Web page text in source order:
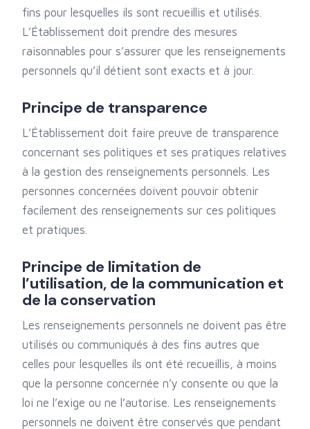
fins pour lesquelles ils sont recueillis et utilisés.
L’Établissement doit prendre des mesures
raisonnables pour s’assurer que les renseignements
personnels qu’il détient sont exacts et à jour.
Principe de transparence
L’Établissement doit faire preuve de transparence
concernant ses politiques et ses pratiques relatives
à la gestion des renseignements personnels. Les
personnes concernées doivent pouvoir obtenir
facilement des renseignements sur ces politiques
et pratiques.
Principe de limitation de
l’utilisation, de la communication et
de la conservation
Les renseignements personnels ne doivent pas être
utilisés ou communiqués à des fins autres que
celles pour lesquelles ils ont été recueillis, à moins
que la personne concernée n’y consente ou que la
loi ne l’exige ou ne l’autorise. Les renseignements
personnels ne doivent être conservés que pendant